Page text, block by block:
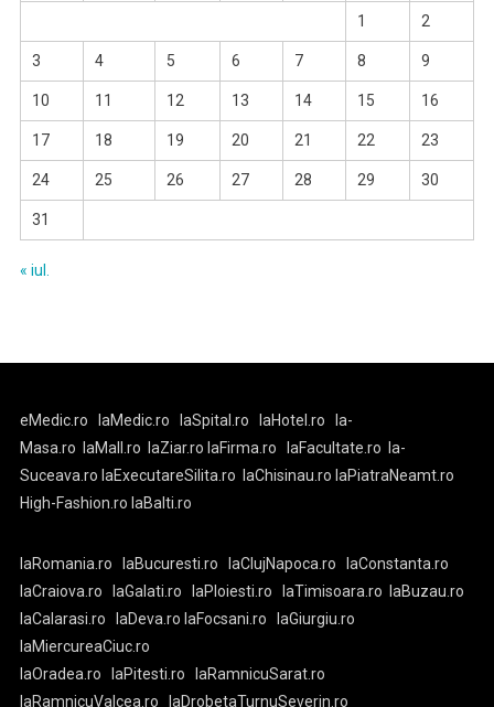
1 2
3 4 5 6 7 8 9
10 11 12 13 14 15 16
17 18 19 20 21 22 23
24 25 26 27 28 29 30
31
« iul.
eMedic.ro laMedic.ro laSpital.ro laHotel.ro
la-
Masa.ro
laMall.ro laZiar.ro laFirma.ro laFacultate.ro
la-
Suceava.ro laExecutareSilita.ro laChisinau.ro laPiatraNeamt.ro
High-Fashion.ro laBalti.ro
laRomania.ro laBucuresti.ro laClujNapoca.ro
laConstanta.ro
laCraiova.ro
laGalati.ro laPloiesti.ro laTimisoara.ro
laBuzau.ro
laCalarasi.ro
laDeva.ro laFocsani.ro
laGiurgiu.ro
laMiercureaCiuc.ro
laOradea.ro
laPitesti.ro
laRamnicuSarat.ro
laRamnicuValcea.ro
laDrobetaTurnuSeverin.ro